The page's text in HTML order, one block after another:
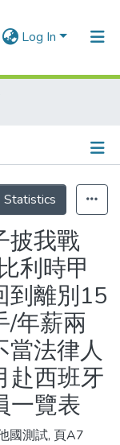
Log In
Statistics
披我戰
利時甲
到離別15
/年薪兩
當法律人
赴西班牙
一覽表
國測試, 頁A7